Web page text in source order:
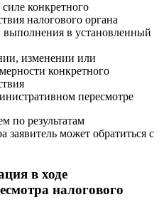
конкретного
налогового органа
в установленный
изменении или
конкретного
пересмотре
по результатам
заявитель может обратиться с
в ходе
налогового